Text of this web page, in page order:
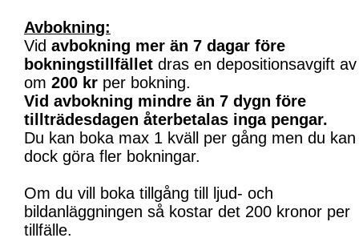
Avbokning:
Vid avbokning mer än 7 dagar före
bokningstillfället dras en depositionsavgift av
om 200 kr per bokning.
Vid avbokning mindre än 7 dygn före
tillträdesdagen återbetalas inga pengar.
Du kan boka max 1 kväll per gång men du kan
dock göra fler bokningar.
Om du vill boka tillgång till ljud- och
bildanläggningen så kostar det 200 kronor per
tillfälle.